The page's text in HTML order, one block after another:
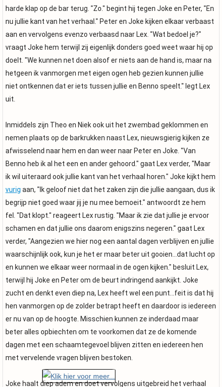
harde klap op de bar terug. "Zo." begint hij tegen Joke en Peter, "En
nu jullie kant van het verhaal." Peter en Joke kijken elkaar verbaast
aan en vervolgens evenzo verbaasd naar Lex. "Wat bedoel je?"
vraagt Joke hem terwijl zij eigenlijk donders goed weet waar hij op
doelt. "We kunnen net doen alsof er niets aan de hand is, maar na
hetgeen ik vanmorgen met eigen ogen heb gezien kunnen jullie
niet ontkennen dat er iets tussen jullie en Benno speelt." legt Lex
uit.
Inmiddels zijn Theo en Niek ook uit het zwembad geklommen en
nemen plaats op de barkrukken naast Lex, nieuwsgierig kijken ze
afwisselend naar hem en dan weer naar Peter en Joke. "Van
Benno heb ik al het een en ander gehoord." gaat Lex verder, "Maar
ik wil uiteraard ook jullie kant van het verhaal horen." Joke kijkt hem
vurig aan, "Ik geloof niet dat het zaken zijn die jullie aangaan, dus ik
begrijp niet goed waar jij je nu mee bemoeit." antwoordt ze hem
fel. "Dat klopt." reageert Lex rustig. "Maar ik zie dat jullie je ervoor
schamen en dat jullie ons daarom enigszins negeren." gaat Lex
verder, "Aangezien we hier nog een aantal dagen verblijven en jullie
waarschijnlijk ook, kun je het er maar beter uit gooien...dat lucht op
en kunnen we elkaar weer normaal in de ogen kijken." besluit Lex,
terwijl hij Joke en Peter om de beurt indringend aankijkt. Joke
zucht en denkt even diep na, Lex heeft wel een punt...feit is dat hij
hen vanmorgen op de zolder betrapt heeft en daardoor is iedereen
er nu van op de hoogte. Misschien kunnen ze inderdaad maar
beter alles opbiechten om te voorkomen dat ze de komende
dagen met een schaamtegevoel blijven zitten en iedereen hen
met vervelende vragen blijven bestoken.
Joke haalt diep adem en doet vervolgens uitgebreid het verhaal